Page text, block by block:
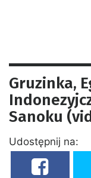
Gruzinka,
Sanoku
Udostępnij na: